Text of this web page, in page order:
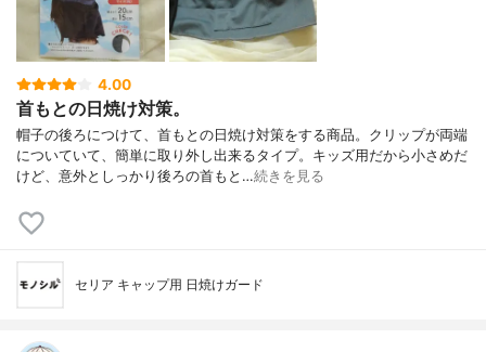
4.00
首もとの日焼け対策。
帽子の後ろにつけて、首もとの日焼け対策をする商品。クリップが両端
についていて、簡単に取り外し出来るタイプ。キッズ用だから小さめだ
けど、意外としっかり後ろの首もと…続きを見る
セリア キャップ用 日焼けガード